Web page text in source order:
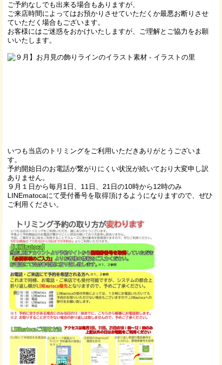
ご予約なしでも出来る場合もありますが、
ご来店時間によってはお預かりさせていただくか最悪お断りさせ
ていただく場合もございます。
お客様にはご迷惑をおかけいたしますが、ご理解とご協力をお願
いいたします。
いつも当店のトリミングをご利用いただきありがとうございま
す。
予約開始日のお電話が繋がりにくい状況が続いており大変申し訳
ありません。
９月１日から毎月1日、11日、21日の10時から12時のみ
LINEmatocaにて受付番号を取得頂けるようになりますので、ぜひ
ご利用ください。